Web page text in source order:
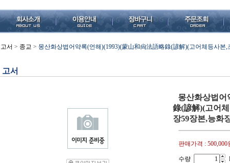
고서 > 종교 > 몽산화상법어약록(언해)(1993)(蒙山和尙法語略錄(諺解)(고어체등사본
고서
몽산화상법어
錄(諺解)(고어
장59장본,능화
판매가격 : 500,000
수량